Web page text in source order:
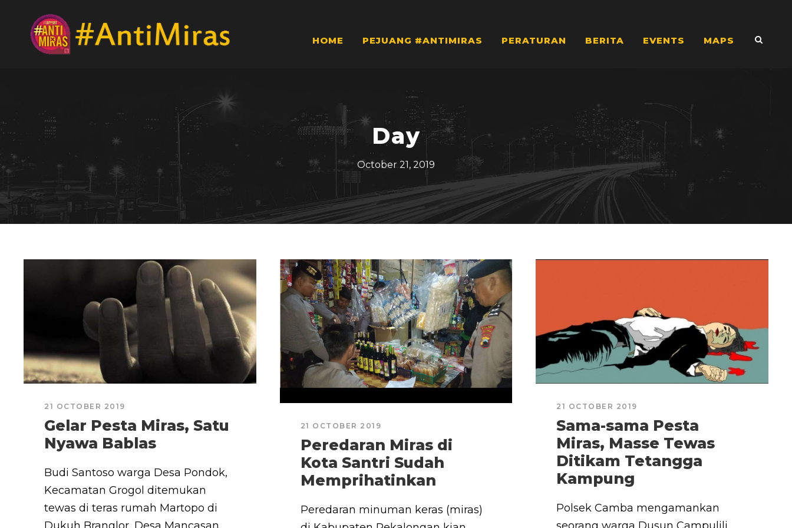
HOME PEJUANG #ANTIMIRAS PERATURAN BERITA EVENTS MAPS
Day
October 21, 2019
21 OCTOBER 2019
Gelar Pesta Miras, Satu
Nyawa Bablas
Budi Santoso warga Desa Pondok,
Kecamatan Grogol ditemukan
tewas di teras rumah Martopo di
21 OCTOBER 2019
Peredaran Miras di
Kota Santri Sudah
Memprihatinkan
Peredaran minuman keras (miras)
21 OCTOBER 2019
Sama-sama Pesta
Miras, Masse Tewas
Ditikam Tetangga
Kampung
Polsek Camba mengamankan